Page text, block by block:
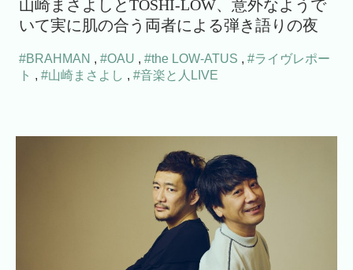
山崎まさよしとTOSHI-LOW、意外なようで
いて実に肌の合う両者による弾き語りの夜
#BRAHMAN , #OAU , #the LOW-ATUS , #ライヴレポー
ト , #山崎まさよし , #音楽と人LIVE